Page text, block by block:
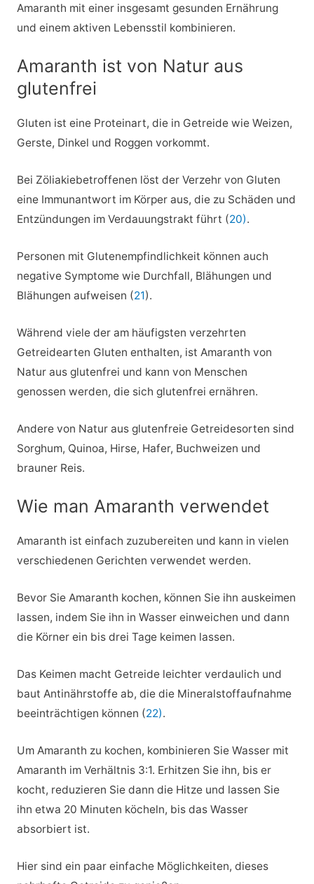
Amaranth mit einer insgesamt gesunden Ernährung
und einem aktiven Lebensstil kombinieren.
Amaranth ist von Natur aus
glutenfrei
Gluten ist eine Proteinart, die in Getreide wie Weizen,
Gerste, Dinkel und Roggen vorkommt.
Bei Zöliakiebetroffenen löst der Verzehr von Gluten
eine Immunantwort im Körper aus, die zu Schäden und
Entzündungen im Verdauungstrakt führt (20).
Personen mit Glutenempfindlichkeit können auch
negative Symptome wie Durchfall, Blähungen und
Blähungen aufweisen (21).
Während viele der am häufigsten verzehrten
Getreidearten Gluten enthalten, ist Amaranth von
Natur aus glutenfrei und kann von Menschen
genossen werden, die sich glutenfrei ernähren.
Andere von Natur aus glutenfreie Getreidesorten sind
Sorghum, Quinoa, Hirse, Hafer, Buchweizen und
brauner Reis.
Wie man Amaranth verwendet
Amaranth ist einfach zuzubereiten und kann in vielen
verschiedenen Gerichten verwendet werden.
Bevor Sie Amaranth kochen, können Sie ihn auskeimen
lassen, indem Sie ihn in Wasser einweichen und dann
die Körner ein bis drei Tage keimen lassen.
Das Keimen macht Getreide leichter verdaulich und
baut Antinährstoffe ab, die die Mineralstoffaufnahme
beeinträchtigen können (22).
Um Amaranth zu kochen, kombinieren Sie Wasser mit
Amaranth im Verhältnis 3:1. Erhitzen Sie ihn, bis er
kocht, reduzieren Sie dann die Hitze und lassen Sie
ihn etwa 20 Minuten köcheln, bis das Wasser
absorbiert ist.
Hier sind ein paar einfache Möglichkeiten, dieses